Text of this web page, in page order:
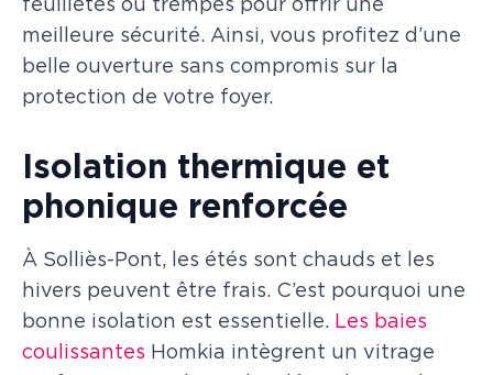
feuilletés ou trempés pour offrir une
meilleure sécurité. Ainsi, vous profitez d’une
belle ouverture sans compromis sur la
protection de votre foyer.
Isolation thermique et
phonique renforcée
À Solliès-Pont, les étés sont chauds et les
hivers peuvent être frais. C’est pourquoi une
bonne isolation est essentielle. Les baies
coulissantes Homkia intègrent un vitrage